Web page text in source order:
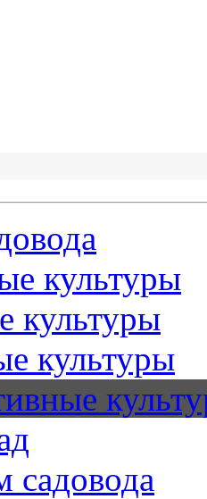
культуры
культуры
культуры
садовода